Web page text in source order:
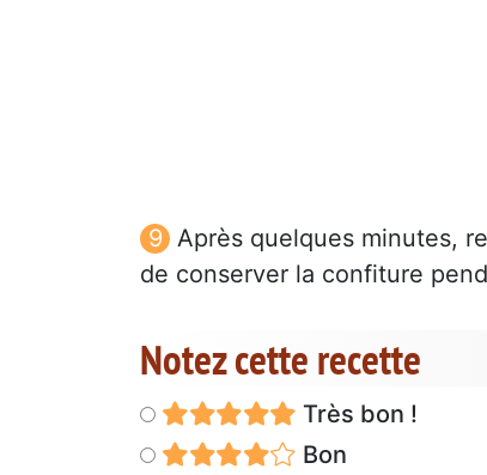
Après quelques minutes,
de conserver la confiture
Notez cette recette
Très bon !
Bon